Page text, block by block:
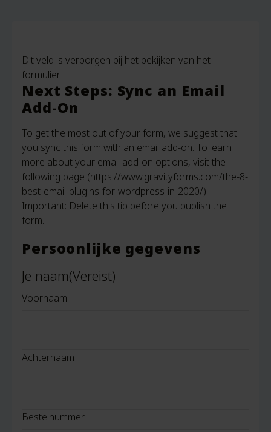
Dit veld is verborgen bij het bekijken van het
formulier
Next Steps: Sync an Email
Add-On
To get the most out of your form, we suggest that
you sync this form with an email add-on. To learn
more about your email add-on options, visit the
following page (https://www.gravityforms.com/the-8-
best-email-plugins-for-wordpress-in-2020/).
Important: Delete this tip before you publish the
form.
Persoonlijke gegevens
Je naam(Vereist)
Voornaam
Achternaam
Bestelnummer